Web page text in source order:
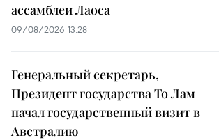
ассамблеи Лаоса
09/08/2026 13:28
Генеральный секретарь,
Президент государства То Лам
начал государственный визит в
Австралию